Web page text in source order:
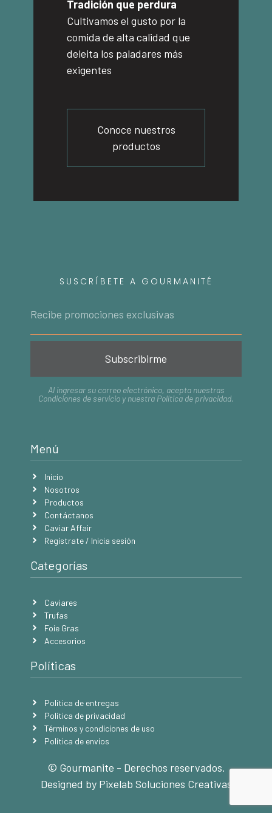
Tradición que perdura
Cultivamos el gusto por la
comida de alta calidad que
deleita los paladares más
exigentes
Conoce nuestros
productos
SUSCRÍBETE A GOURMANITÉ
Subscribirme
Al ingresar su correo electrónico, acepta nuestras
Condiciones de servicio y nuestra Política de privacidad.
Menú
Inicio
Nosotros
Productos
Contáctanos
Caviar Affair
Regístrate / Inicia sesión
Categorías
Caviares
Trufas
Foie Gras
Accesorios
Políticas
Política de entregas
Política de privacidad
Términos y condiciones de uso
Política de envíos
© Gourmanite - Derechos reservados.
Designed by Pixelab Soluciones Creativas